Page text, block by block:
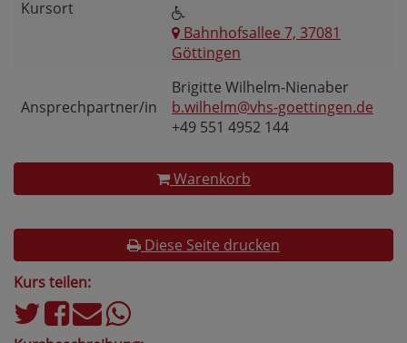
Kursort
Bahnhofsallee 7, 37081
Göttingen
Ansprechpartner/in
Brigitte Wilhelm-Nienaber
b.wilhelm@vhs-goettingen.de
+49 551 4952 144
Warenkorb
Diese Seite drucken
Kurs teilen: